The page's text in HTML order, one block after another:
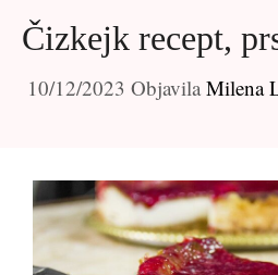
Čizkejk recept,
10/12/2023 Objavila Milena